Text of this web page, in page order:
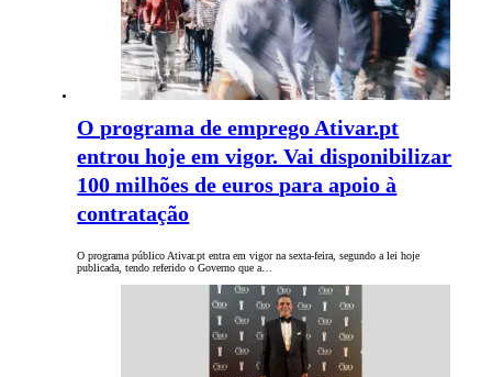
O programa de emprego Ativar.pt
entrou hoje em vigor. Vai disponibilizar
100 milhões de euros para apoio à
contratação
O programa público Ativar.pt entra em vigor na sexta-feira, segundo a lei hoje
publicada, tendo referido o Governo que a…